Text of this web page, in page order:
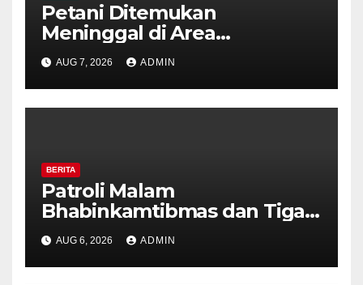
Petani Ditemukan
Meninggal di Area
Persawahan Kalibeji, Polisi
Pastikan Tidak Ada Tanda
Kekerasan
AUG 7, 2026 ADMIN
BERITA
Patroli Malam
Bhabinkamtibmas dan Tiga
Pilar Kelurahan Ungaran
Perkuat Kamtibmas, Warga
Diajak Aktifkan Ronda
AUG 6, 2026 ADMIN